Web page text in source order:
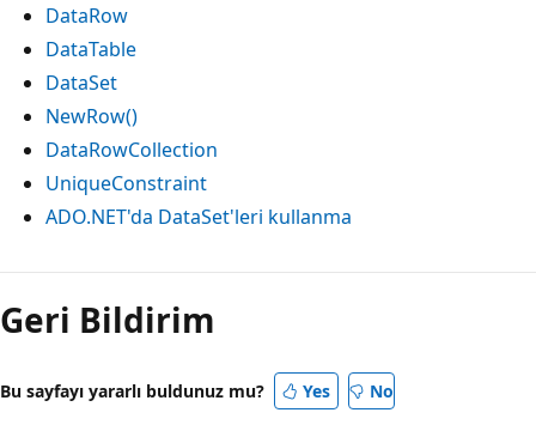
DataRow
DataTable
DataSet
NewRow()
DataRowCollection
UniqueConstraint
ADO.NET'da DataSet'leri kullanma
Geri Bildirim
Bu sayfayı yararlı buldunuz mu? Yes No